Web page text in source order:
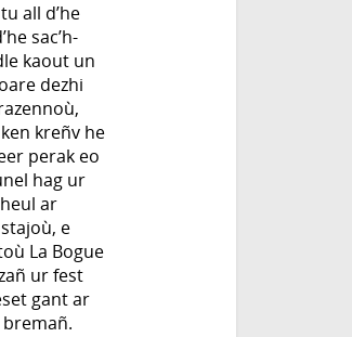
all d’he
sac’h-
kaout un
dezhi
kreñv he
perak eo
hag ur
ar
e
La Bogue
ur fest
gant ar
bremañ.